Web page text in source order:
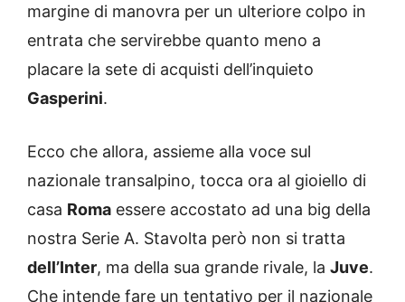
margine di manovra per un ulteriore colpo in
entrata che servirebbe quanto meno a
placare la sete di acquisti dell’inquieto
Gasperini.
Ecco che allora, assieme alla voce sul
nazionale transalpino, tocca ora al gioiello di
casa Roma essere accostato ad una big della
nostra Serie A. Stavolta però non si tratta
dell’Inter, ma della sua grande rivale, la Juve.
Che intende fare un tentativo per il nazionale